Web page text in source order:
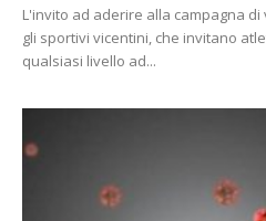
L'invito ad aderire alla campagna
gli sportivi vicentini, che invitano
qualsiasi livello ad...